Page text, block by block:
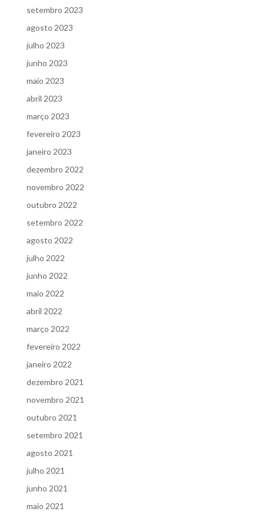
setembro 2023
agosto 2023
julho 2023
junho 2023
maio 2023
abril 2023
março 2023
fevereiro 2023
janeiro 2023
dezembro 2022
novembro 2022
outubro 2022
setembro 2022
agosto 2022
julho 2022
junho 2022
maio 2022
abril 2022
março 2022
fevereiro 2022
janeiro 2022
dezembro 2021
novembro 2021
outubro 2021
setembro 2021
agosto 2021
julho 2021
junho 2021
maio 2021